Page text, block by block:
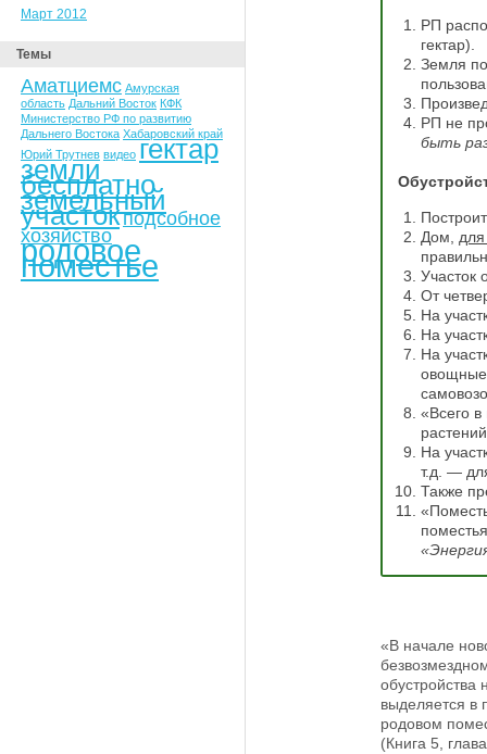
Март 2012
Темы
Аматциемс Амурская
область Дальний Восток КФК
Министерство РФ по развитию
Дальнего Востока Хабаровский край
Юрий Трутнев видео гектар
земли
бесплатно
земельный
участокподсобное
хозяйство
родовое
поместье
РП
гектар).
Земля
РП не
быть
Дом,
Участок
От
На
На
На
овощные
«Всего
На
т.д. —
Также
«В начале
обустройства
выделяется в
родовом
(Книга 5,